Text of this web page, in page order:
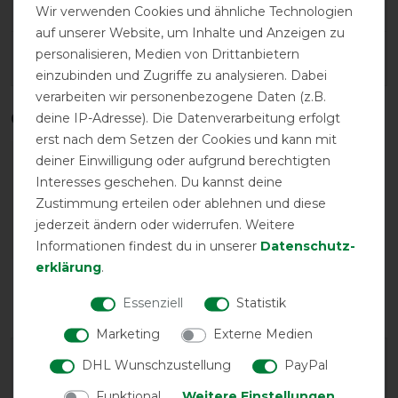
Herstellergarantie
Wasch- und Pflegehinweis
Qualitätsstufen
Reißfestigkeit
Wir verwenden Cookies und ähnliche Technologien
auf unserer Website, um Inhalte und Anzeigen zu
personalisieren, Medien von Drittanbietern
einzubinden und Zugriffe zu analysieren. Dabei
verarbeiten wir personenbezogene Daten (z.B.
deine IP-Adresse). Die Datenverarbeitung erfolgt
erst nach dem Setzen der Cookies und kann mit
deiner Einwilligung oder aufgrund berechtigten
Interesses geschehen. Du kannst deine
Zustimmung erteilen oder ablehnen und diese
jederzeit ändern oder widerrufen. Weitere
Informationen findest du in unserer Daten­schutz­
erklärung.
Essenziell
Statistik
Marketing
Externe Medien
DHL Wunschzustellung
PayPal